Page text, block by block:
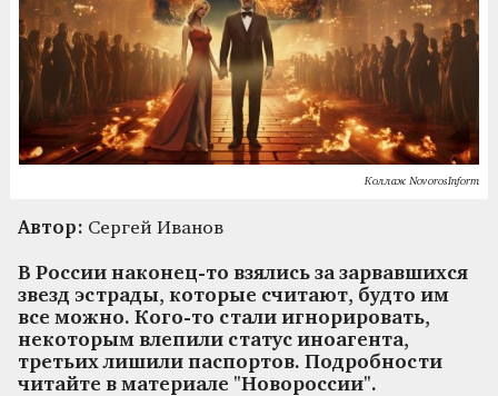
Коллаж NovorosInform
Автор: Сергей Иванов
В России наконец-то взялись за зарвавшихся
звезд эстрады, которые считают, будто им
все можно. Кого-то стали игнорировать,
некоторым влепили статус иноагента,
третьих лишили паспортов. Подробности
читайте в материале "Новороссии".